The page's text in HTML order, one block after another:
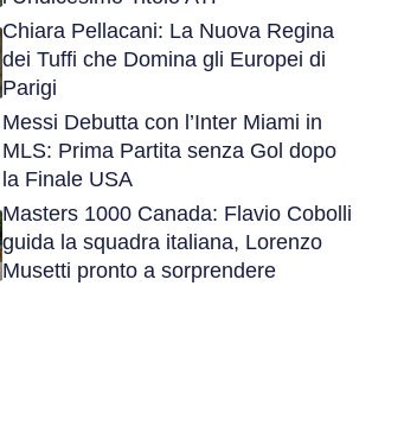
Chiara Pellacani: La Nuova Regina
dei Tuffi che Domina gli Europei di
Parigi
Messi Debutta con l’Inter Miami in
MLS: Prima Partita senza Gol dopo
la Finale USA
Masters 1000 Canada: Flavio Cobolli
guida la squadra italiana, Lorenzo
Musetti pronto a sorprendere